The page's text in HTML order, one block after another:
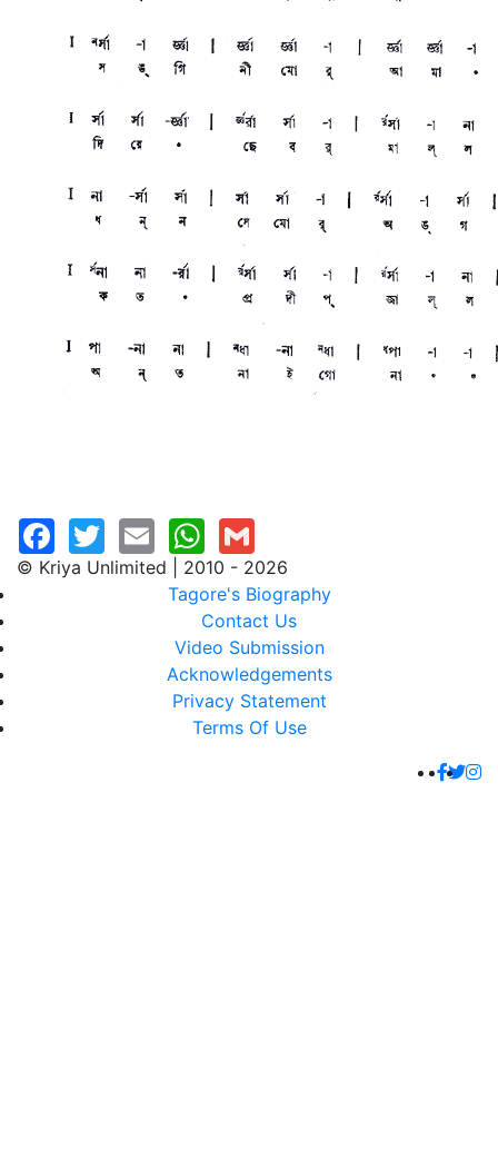
© Kriya Unlimited | 2010 - 2026
Tagore's Biography
Contact Us
Video Submission
Acknowledgements
Privacy Statement
Terms Of Use